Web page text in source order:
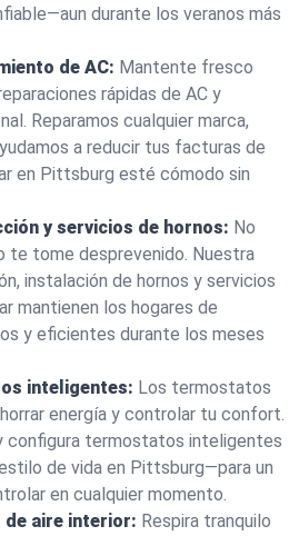
durante los veranos más
de AC: Mantente fresco
rápidas de AC y
Reparamos cualquier marca,
a reducir tus facturas de
en Pittsburg esté cómodo sin
y servicios de hornos: No
te tome desprevenido. Nuestra
instalación de hornos y servicios
mantienen los hogares de
y eficientes durante los meses
inteligentes: Los termostatos
energía y controlar tu confort.
configura termostatos inteligentes
de vida en Pittsburg—para un
en cualquier momento.
de aire interior: Respira tranquilo